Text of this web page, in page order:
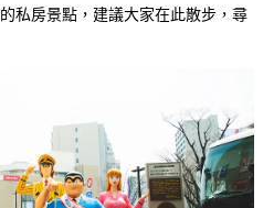
私房景點，建議大家在此散步，尋